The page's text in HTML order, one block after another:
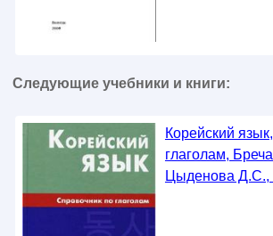
Следующие учебники и книги:
Корейский
глаголам,
Цыденова Д.С.,